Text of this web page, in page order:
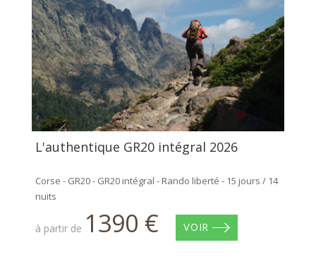
L'authentique GR20 intégral 2026
Corse - GR20 - GR20 intégral - Rando liberté - 15 jours / 14
nuits
à partir de 1390 € VOIR